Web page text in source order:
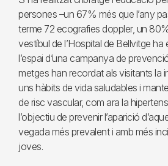
persones –un 67% més que l’any
terme 72 ecografies doppler, un
vestíbul de l’Hospital de Bellvitge ha
l’espai d’una campanya de
metges han recordat als visitants la
uns hàbits de vida saludables i
de risc vascular, com ara la
l’objectiu de prevenir l’aparició
vegada més prevalent i amb més
joves.